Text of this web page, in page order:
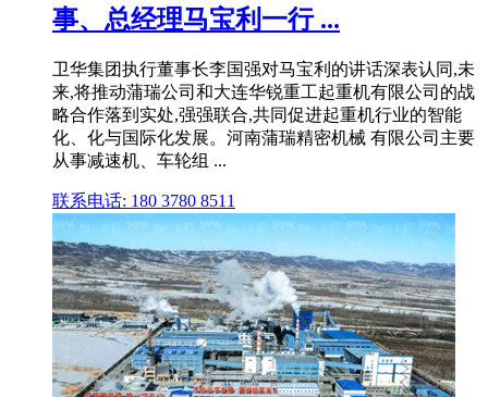
事、总经理马宝利一行 ...
卫华集团执行董事长李国强对马宝利的讲话深表认同,未
来,将推动蒲瑞公司和大连华锐重工起重机有限公司的战
略合作落到实处,强强联合,共同促进起重机行业的智能
化、化与国际化发展。河南蒲瑞精密机械 有限公司主要
从事减速机、车轮组 ...
联系电话: 180 3780 8511